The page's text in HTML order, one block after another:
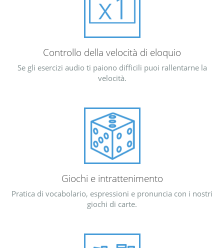
Controllo della velocità di eloquio
Se gli esercizi audio ti paiono difficili puoi rallentarne la
velocità.
Giochi e intrattenimento
Pratica di vocabolario, espressioni e pronuncia con i nostri
giochi di carte.